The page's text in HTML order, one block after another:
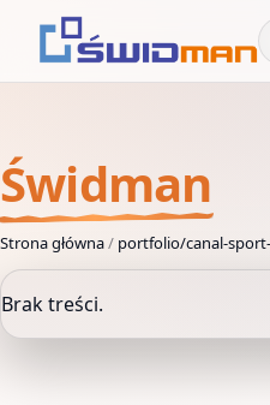
Świdman
Strona główna/ portfolio/canal-
Brak treści.